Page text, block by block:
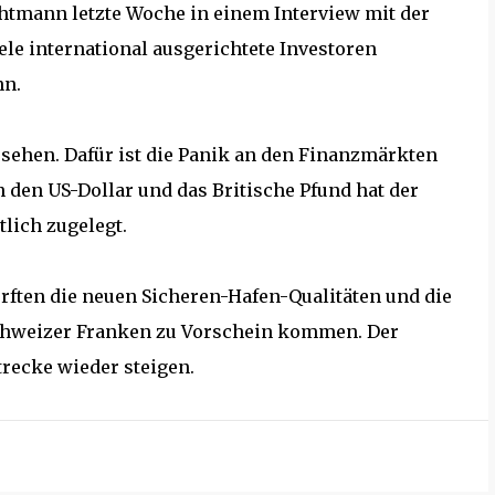
letzte Woche in einem Interview mit der
international ausgerichtete Investoren
Dafür ist die Panik an den Finanzmärkten
den US-Dollar und das Britische Pfund hat der
zugelegt.
die neuen Sicheren-Hafen-Qualitäten und die
Franken zu Vorschein kommen. Der
wieder steigen.